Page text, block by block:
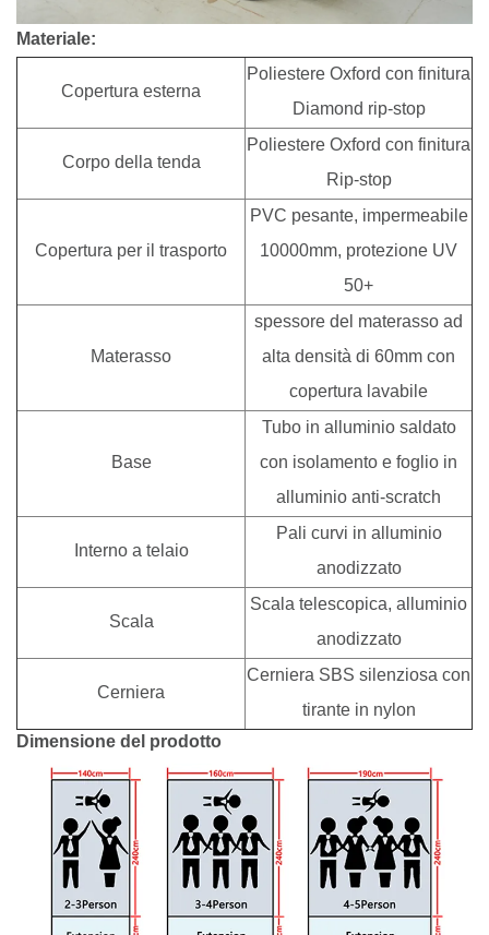
Materiale:
Copertura esterna
Poliestere Oxford con finitura
Diamond rip-stop
Corpo della tenda
Poliestere Oxford con finitura
Rip-stop
Copertura per il trasporto
PVC pesante, impermeabile
10000mm, protezione UV
50+
Materasso
spessore del materasso ad
alta densità di 60mm con
copertura lavabile
Base
Tubo in alluminio saldato
con isolamento e foglio in
alluminio anti-scratch
Interno a telaio
Pali curvi in alluminio
anodizzato
Scala
Scala telescopica, alluminio
anodizzato
Cerniera
Cerniera SBS silenziosa con
tirante in nylon
Dimensione del prodotto